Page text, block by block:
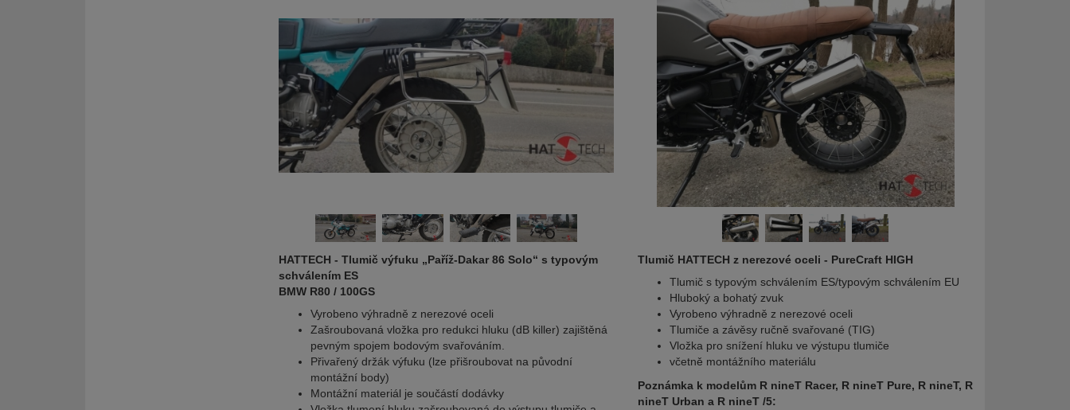
HATTECH - Tlumič výfuku „Paříž-Dakar 86 Solo“ s typovým
schválením ES
BMW R80 / 100GS
Vyrobeno výhradně z nerezové oceli
Zašroubovaná vložka pro redukci hluku (dB killer) zajištěná
pevným spojem bodovým svařováním.
Přivařený držák výfuku (lze přišroubovat na původní
montážní body)
Montážní materiál je součástí dodávky
Tlumič HATTECH z nerezové oceli - PureCraft HIGH
Tlumič s typovým schválením ES/typovým schválením EU
Hluboký a bohatý zvuk
Vyrobeno výhradně z nerezové oceli
Tlumiče a závěsy ručně svařované (TIG)
Vložka pro snížení hluku ve výstupu tlumiče
včetně montážního materiálu
Poznámka k modelům R nineT Racer, R nineT Pure, R nineT, R
nineT Urban a R nineT /5: